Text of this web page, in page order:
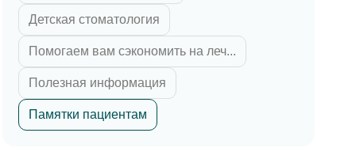
Детская стоматология
Помогаем вам сэкономить на леч...
Полезная информация
Памятки пациентам